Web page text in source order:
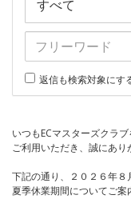
返信も検索対象にす
いつもECマスターズクラブ
ご利用いただき、誠にあり
下記の通り、２０２６年８
夏季休業期間についてご案